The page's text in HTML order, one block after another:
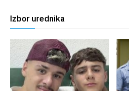
Izbor urednika